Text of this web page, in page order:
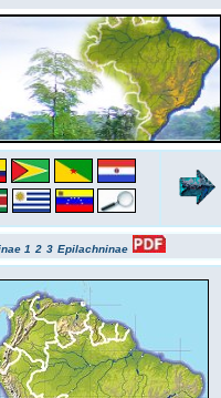
1 2 3 Epilachninae